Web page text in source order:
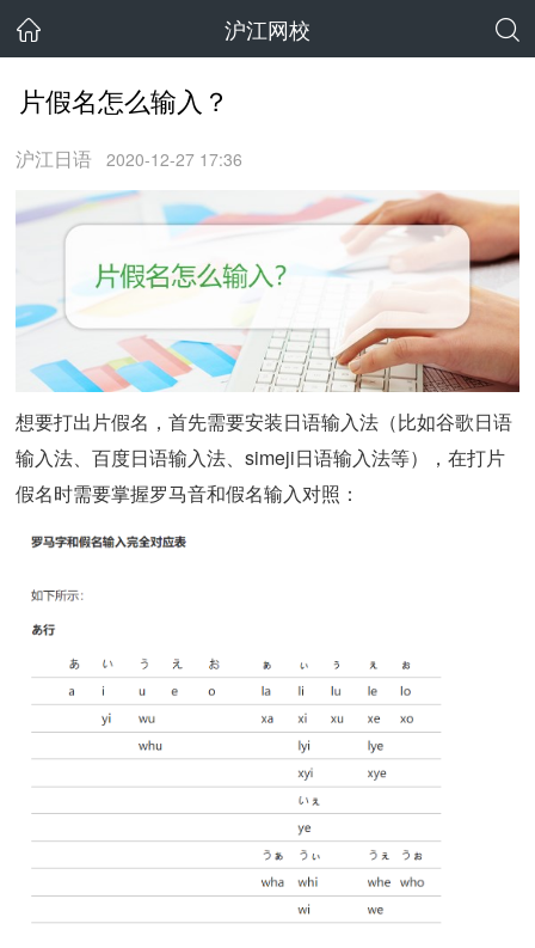
沪江网校
片假名怎么输入？
沪江日语 2020-12-27 17:36
想要打出片假名，首先需要安装日语输入法（比如谷歌日语
输入法、百度日语输入法、simeji日语输入法等），在打片
假名时需要掌握罗马音和假名输入对照：